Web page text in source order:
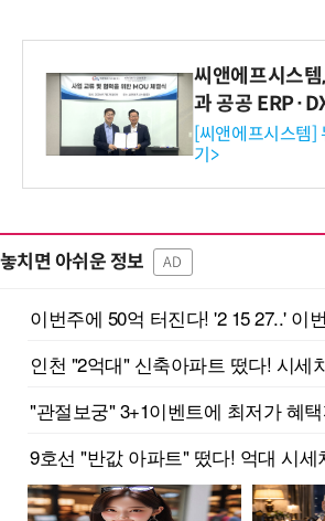
씨앤에프시스
과 공공
[씨앤에프시스템]
기>
놓치면 아쉬운 정보 AD